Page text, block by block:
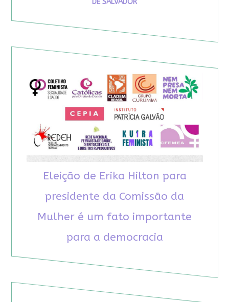
Eleição de Erika Hilton para
presidente da Comissão da
Mulher é um fato importante
para a democracia